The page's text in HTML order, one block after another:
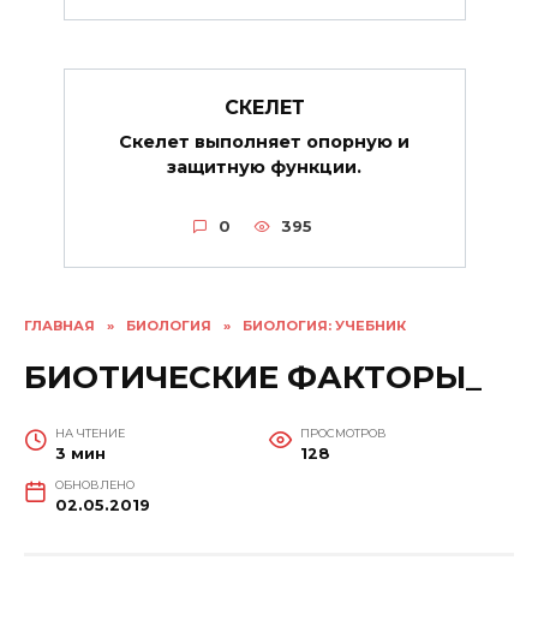
ГЛАВНАЯ » БИОЛОГИЯ » БИОЛОГИЯ: УЧЕБНИК
БИОТИЧЕСКИЕ ФАКТОРЫ_
НА ЧТЕНИЕ
3 мин
ПРОСМОТРОВ
128
ОБНОВЛЕНО
02.05.2019
СКЕЛЕТ
Скелет выполняет опорную и
защитную функции.
0 395